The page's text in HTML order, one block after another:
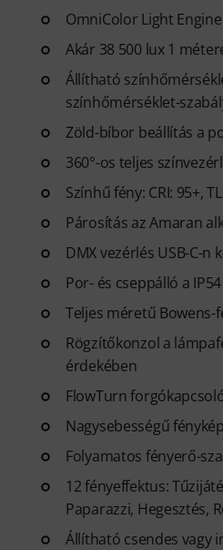
OmniColor Light
Akár 38 500 lux 1
Állítható
színhőmérséklet-
Zöld-bíbor beállítás a
360°-os teljes
Színhű fény: CRI: 95+,
Párosítás az Amaran
DMX vezérlés USB-C-
Por- és cseppálló a
Teljes méretű Bowens-
Rögzítőkonzol a
érdekében
FlowTurn
Nagysebességű
Folyamatos fényerő-
12 fényeffektus:
Paparazzi, Hegesztés,
Állítható csendes vagy